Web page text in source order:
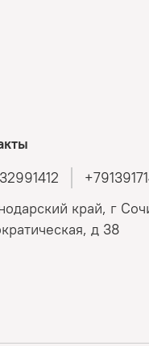
край, г
д 38